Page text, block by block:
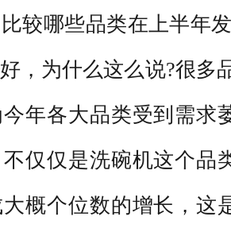
较哪些品类在上半年
，为什么这么说?很多
年各大品类受到需求
仅仅是洗碗机这个品
概个位数的增长，这